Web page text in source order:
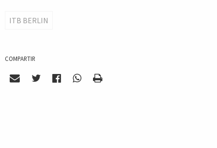
ITB BERLIN
COMPARTIR